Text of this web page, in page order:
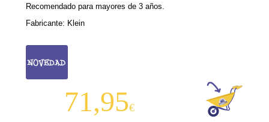
Recomendado para mayores de 3 años.
Fabricante: Klein
71,95€